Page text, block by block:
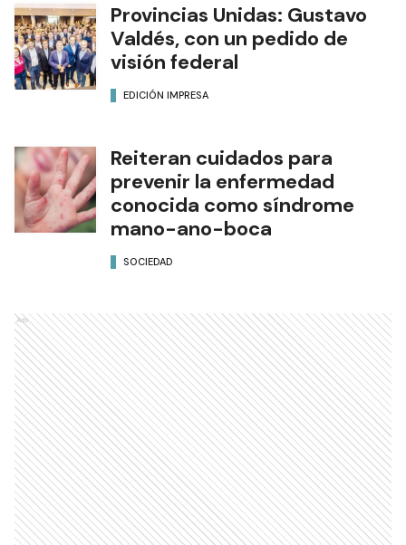
Provincias Unidas: Gustavo
Valdés, con un pedido de
visión federal
EDICIÓN IMPRESA
Reiteran cuidados para
prevenir la enfermedad
conocida como síndrome
mano-ano-boca
SOCIEDAD
Ads